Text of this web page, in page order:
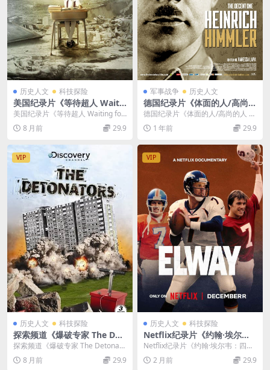
历史人文 科技探险
美国纪录片《等待超人 Waiti
ng for Superman 2010》英
语中字 RMVB/1.25G 美国教
育批评纪录片
美国纪录片《等待超人 Waiting for
Superman 2010》 （英...
8 月前 29.9
军事战争 历史人文
德国纪录片《体面的人/高尚的
人 The Decent One》德语中
英双字 高清/MKV/1.25G 纳粹
纪录片下载
德国纪录片《体面的人/高尚的人 T
he Decent One》以德语呈现并配
有中...1 年前 29.9
VIP
历史人文 科技探险
探索频道《爆破专家 The Det
onators》全12集 英语中字 1
080p/TS/32.2G 爆破纪录片
探索频道《爆破专家 The Detonato
rs》：见证爆破领域的专业与挑战
探...8 月前 29.9
VIP
历史人文 科技探险
Netflix纪录片《约翰·埃尔
韦：四分卫逆袭传奇 Elway 2
025》英语多国字幕 无水印纯
净版 1080P/MKV/1.83G 橄榄
Netflix纪录片《约翰·埃尔韦：四分
卫逆袭传奇 Elway 2025》介绍 ...
2 月前 29.9